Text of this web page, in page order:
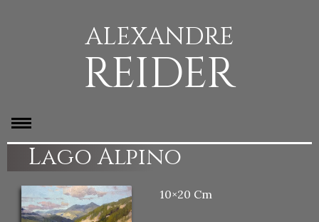
ALEXANDRE
REIDER
Lago Alpino
10×20 Cm